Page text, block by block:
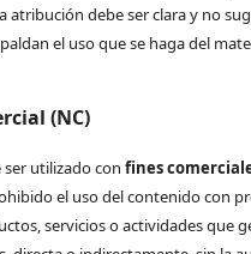
atribución debe ser clara y no
el uso que se haga del
(NC)
utilizado con fines
el uso del contenido con
servicios o actividades que